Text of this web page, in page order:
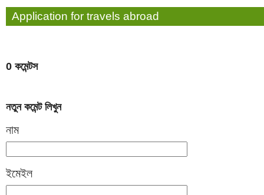
Application for travels abroad
0 কমেন্টস
নতুন কমেন্ট লিখুন
নাম
ইমেইল